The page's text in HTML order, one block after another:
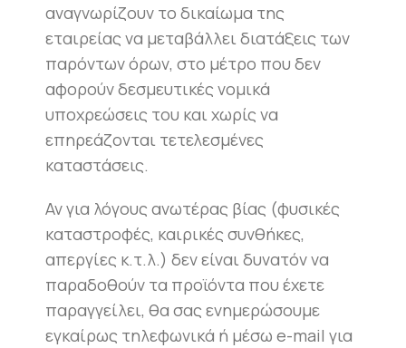
αναγνωρίζουν το δικαίωμα της
εταιρείας να μεταβάλλει διατάξεις των
παρόντων όρων, στο μέτρο που δεν
αφορούν δεσμευτικές νομικά
υποχρεώσεις του και χωρίς να
επηρεάζονται τετελεσμένες
καταστάσεις.
Αν για λόγους ανωτέρας βίας (φυσικές
καταστροφές, καιρικές συνθήκες,
απεργίες κ.τ.λ.) δεν είναι δυνατόν να
παραδοθούν τα προϊόντα που έχετε
παραγγείλει, θα σας ενημερώσουμε
εγκαίρως τηλεφωνικά ή μέσω e-mail για